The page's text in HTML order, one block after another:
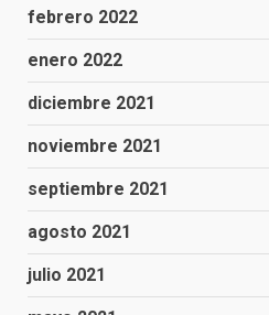
febrero 2022
enero 2022
diciembre 2021
noviembre 2021
septiembre 2021
agosto 2021
julio 2021